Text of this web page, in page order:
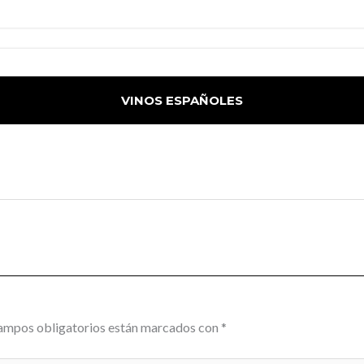
VINOS ESPAÑOLES
obligatorios están marcados con *